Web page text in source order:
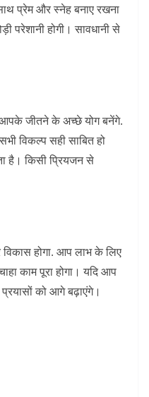
प्रेम और स्नेह बनाए रखना
परेशानी होगी। सावधानी से
जीतने के अच्छे योग बनेंगे.
सही साबित हो
है। किसी प्रियजन से
विकास होगा. आप लाभ के लिए
काम पूरा होगा। यदि आप
को आगे बढ़ाएंगे।